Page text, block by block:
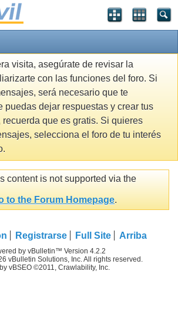
visita, asegúrate de revisar la
con las funciones del foro. Si
será necesario que te
puedas dejar respuestas y crear tus
que es gratis. Si quieres
selecciona el foro de tu interés
content is not supported via the
to the Forum Homepage.
Registrarse Full Site Arriba
by vBulletin™ Version 4.2.2
vBulletin Solutions, Inc. All rights reserved.
vBSEO ©2011, Crawlability, Inc.